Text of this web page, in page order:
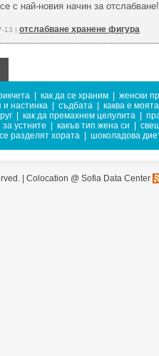
с най-новия начин за
13 | отслабване хранене фигура
как да се храним
женски
и настинка
съдбата
каква е
как да премахнем целулита
за устните какъв тип жена си
разделят хората шоколадова
| Colocation @ Sofia Data Center